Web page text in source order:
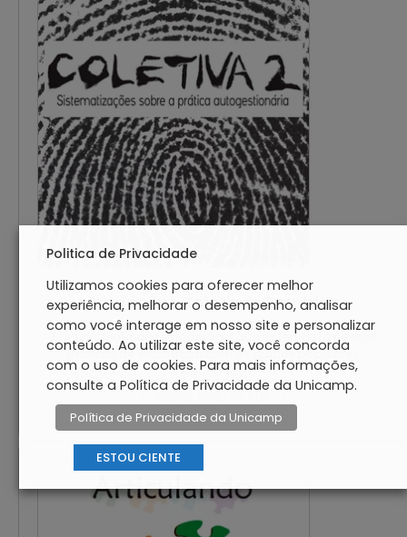
Produções Coletivas Empírica
É um caderno de metodologia que sistematiza nossas
práticas de incubação com os grupos populares
incubados.
Politica de Privacidade
Utilizamos cookies para oferecer melhor
experiência, melhorar o desempenho, analisar
como você interage em nosso site e personalizar
conteúdo. Ao utilizar este site, você concorda
com o uso de cookies. Para mais informações,
consulte a Política de Privacidade da Unicamp.
Política de Privacidade da Unicamp
ESTOU CIENTE